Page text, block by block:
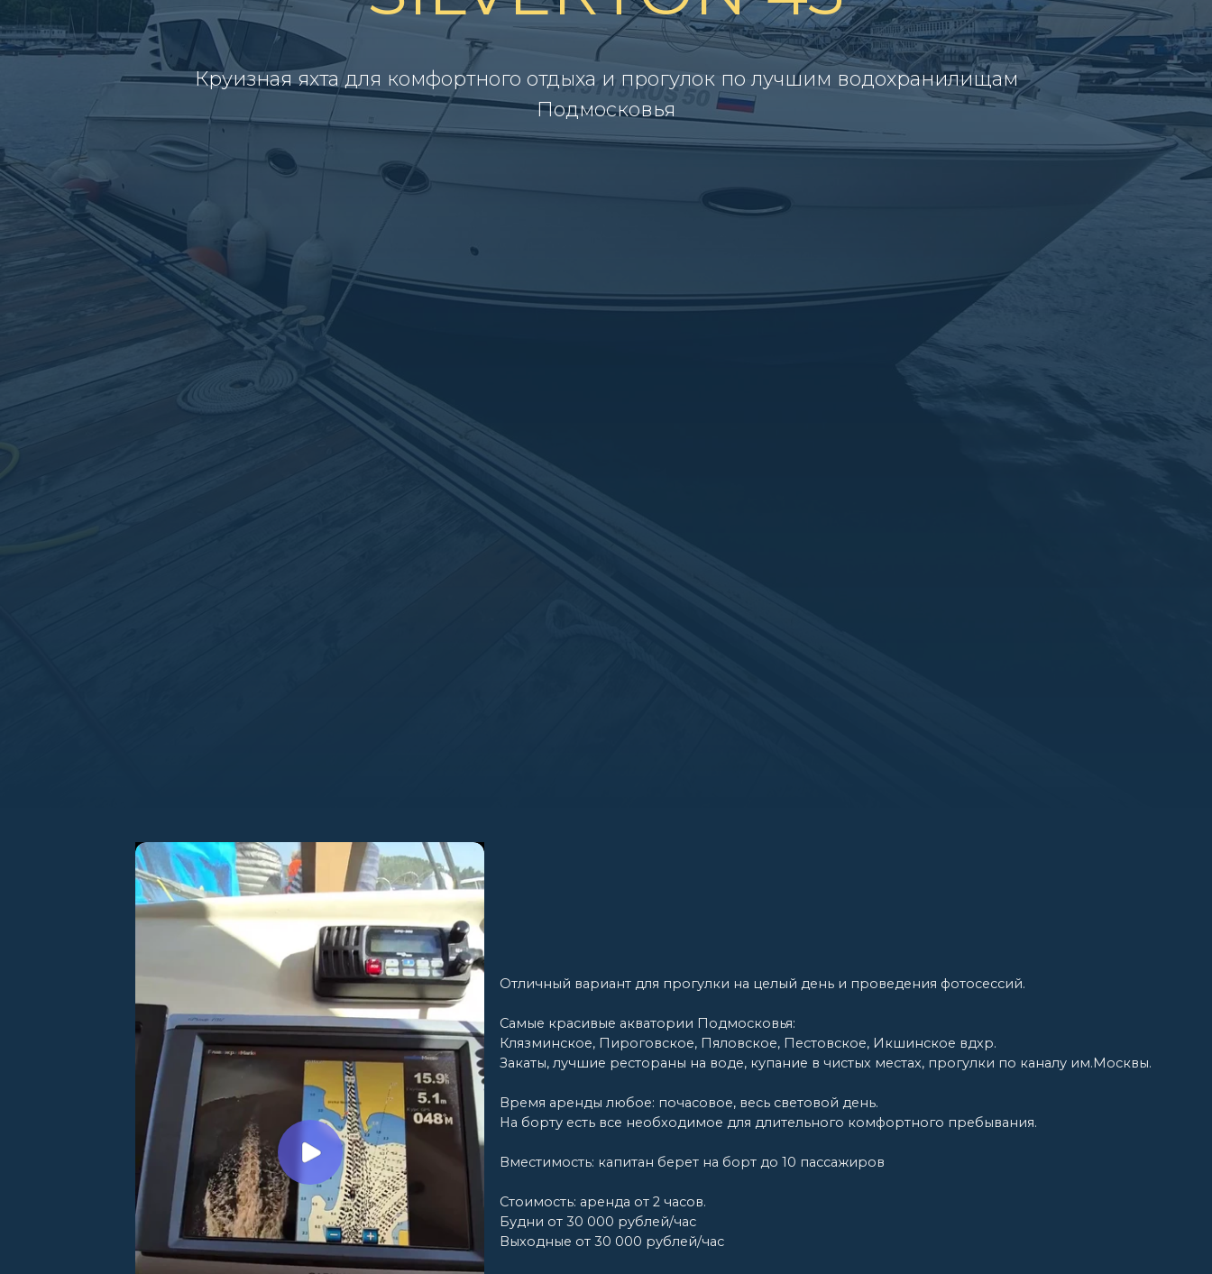
Круизная яхта для комфортного отдыха и прогулок по лучшим водохранилищам
Подмосковья
Клязминское, Пироговское, Пяловское, Пестовское, Икшинское вдхр.
Закаты, лучшие рестораны на воде, купание в чистых местах, прогулки по каналу им.Москвы.
Время аренды любое: почасовое, весь световой день.
На борту есть все необходимое для длительного комфортного пребывания.
Вместимость: капитан берет на борт до 10 пассажиров
Стоимость: аренда от 2 часов.
Будни от 30 000 рублей/час
Выходные от 30 000 рублей/час
Оплата при посадке
Старт: яхт-клуб МРП